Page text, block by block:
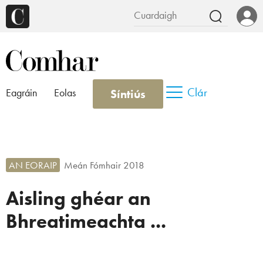
Eagráin Eolas Síntiús Clár
Aisling ghéar an
Bhreatimeachta ...
AN EORAIP Meán Fómhair 2018